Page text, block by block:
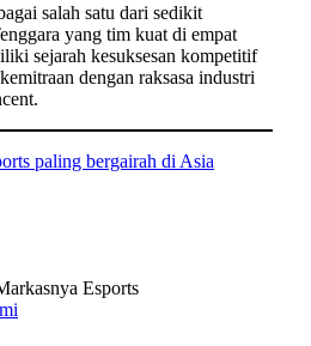
salah satu dari sedikit
yang tim kuat di empat
sejarah kesuksesan kompetitif
dengan raksasa industri
paling bergairah di Asia
Esports